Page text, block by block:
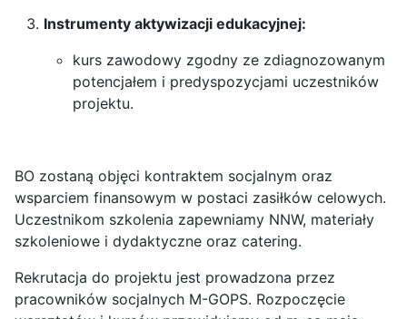
Instrumenty aktywizacji edukacyjnej:
kurs zawodowy zgodny ze zdiagnozowanym
potencjałem i predyspozycjami uczestników
projektu.
BO zostaną objęci kontraktem socjalnym oraz
wsparciem finansowym w postaci zasiłków celowych.
Uczestnikom szkolenia zapewniamy NNW, materiały
szkoleniowe i dydaktyczne oraz catering.
Rekrutacja do projektu jest prowadzona przez
pracowników socjalnych M-GOPS. Rozpoczęcie